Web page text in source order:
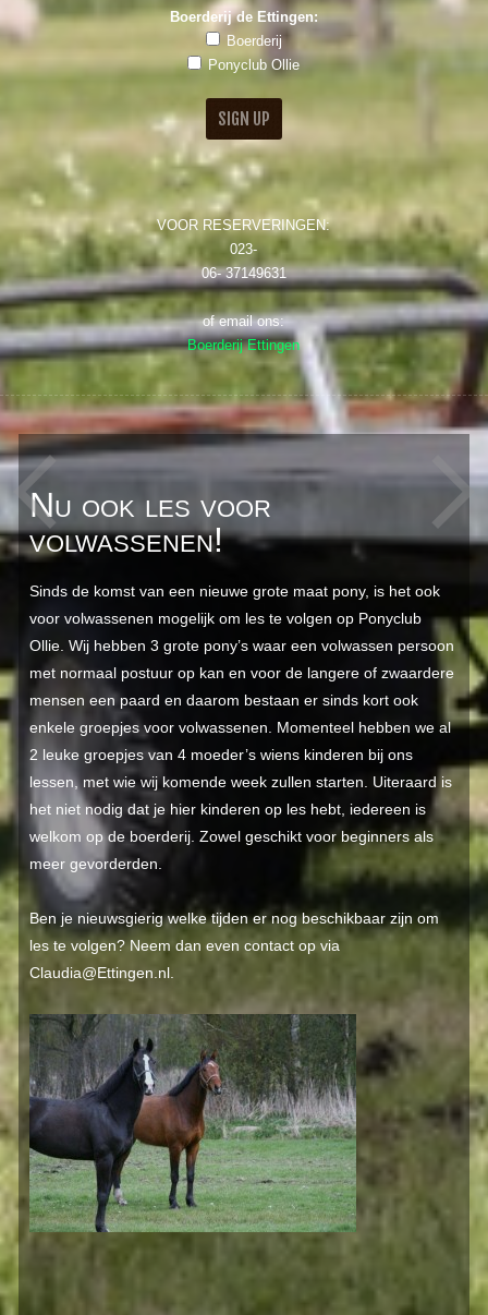
Boerderij de Ettingen:
Boerderij
Ponyclub Ollie
VOOR RESERVERINGEN:
023-
06- 37149631
of email ons:
Boerderij Ettingen
Nu ook les voor
volwassenen!
Sinds de komst van een nieuwe grote maat pony, is het ook
voor volwassenen mogelijk om les te volgen op Ponyclub
Ollie. Wij hebben 3 grote pony’s waar een volwassen persoon
met normaal postuur op kan en voor de langere of zwaardere
mensen een paard en daarom bestaan er sinds kort ook
enkele groepjes voor volwassenen. Momenteel hebben we al
2 leuke groepjes van 4 moeder’s wiens kinderen bij ons
lessen, met wie wij komende week zullen starten. Uiteraard is
het niet nodig dat je hier kinderen op les hebt, iedereen is
welkom op de boerderij. Zowel geschikt voor beginners als
meer gevorderden.
Ben je nieuwsgierig welke tijden er nog beschikbaar zijn om
les te volgen? Neem dan even contact op via
Claudia@Ettingen.nl.